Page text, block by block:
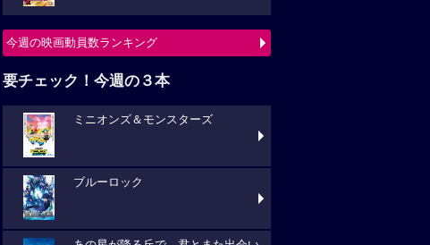
今週の映画動員数ランキング
要チェック！今週の３本
ミニオンズ＆モンスターズ
ブルーロック